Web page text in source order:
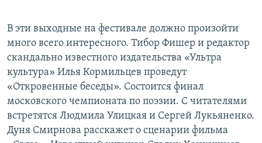
В эти выходные на фестивале должно произойти
много всего интересного. Тибор Фишер и редактор
скандально известного издательства «Ультра
культура» Илья Кормильцев проведут
«Откровенные беседы». Состоится финал
московского чемпионата по поэзии. С читателями
встретятся Людмила Улицкая и Сергей Лукьяненко.
Дуня Смирнова расскажет о сценарии фильма